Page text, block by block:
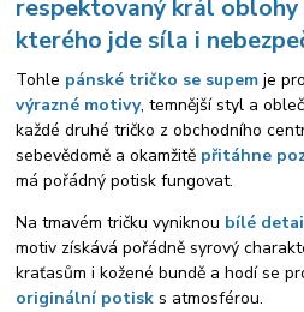
respektovaný král oblohy
kterého jde síla i
Tohle pánské tričko se supem je
výrazné motivy, temnější styl a
každé druhé tričko z obchodního
sebevědomě a okamžitě přitáhne
má pořádný potisk fungovat.
Na tmavém tričku vyniknou bílé
motiv získává pořádně syrový
kraťasům i kožené bundě a hodí se
originální potisk s atmosférou.